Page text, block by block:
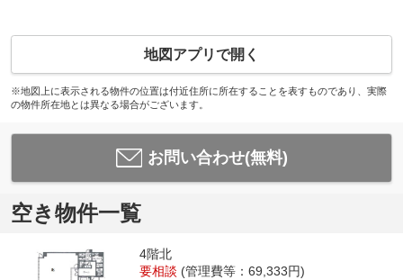
地図アプリで開く
※地図上に表示される物件の位置は付近住所に所在することを表すものであり、実際
の物件所在地とは異なる場合がございます。
お問い合わせ(無料)
空き物件一覧
4階北
要相談 (管理費等：69,333円)